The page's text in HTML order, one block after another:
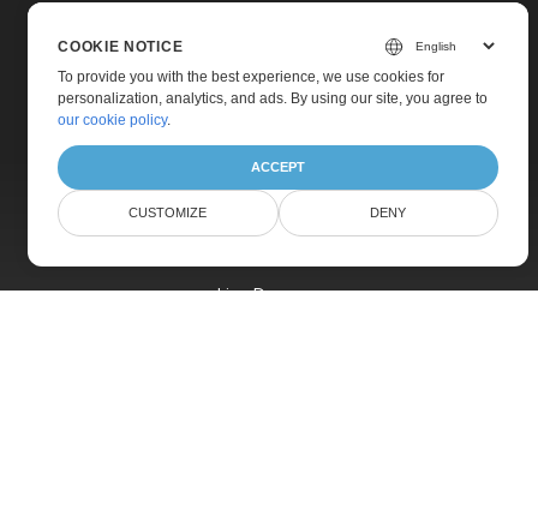
Home
Products
Pricing
Live Demos
COOKIE NOTICE
To provide you with the best experience, we use cookies for
personalization, analytics, and ads. By using our site, you agree to
our cookie policy.
ACCEPT
CUSTOMIZE DENY